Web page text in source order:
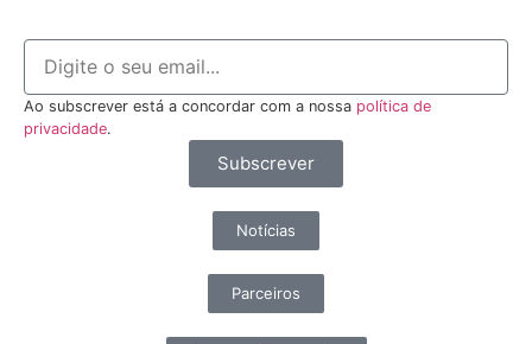
Ao subscrever está a concordar com a nossa política de
privacidade.
Subscrever
Notícias
Parceiros